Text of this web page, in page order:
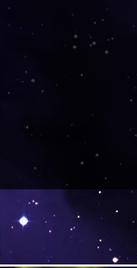
auch sorgfältig und gut
2022
wieder!